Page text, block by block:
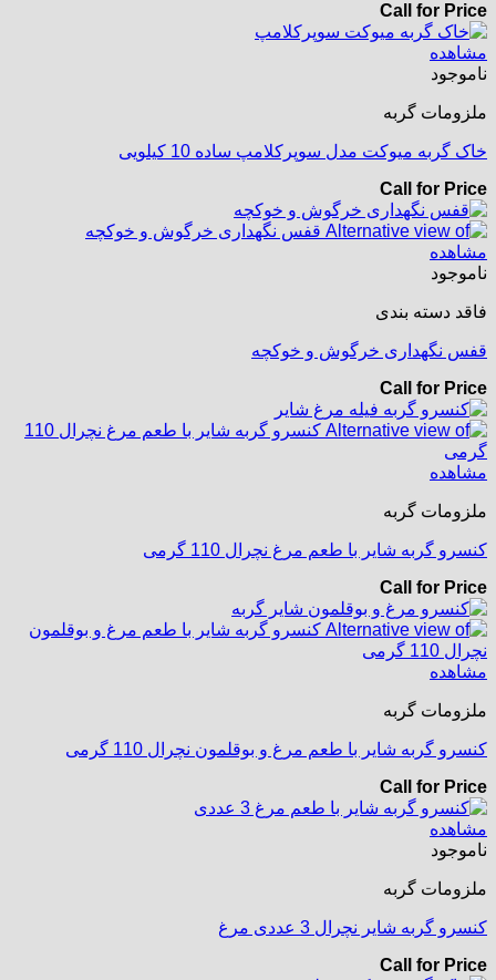
Call for Price
مشاهده
ناموجود
ملزومات گربه
خاک گربه میوکت مدل سوپرکلامپ ساده 10 کیلویی
Call for Price
مشاهده
ناموجود
فاقد دسته بندی
قفس نگهداری خرگوش و خوکچه
Call for Price
مشاهده
ملزومات گربه
کنسرو گربه شایر با طعم مرغ نچرال 110 گرمی
Call for Price
مشاهده
ملزومات گربه
کنسرو گربه شایر با طعم مرغ و بوقلمون نچرال 110 گرمی
Call for Price
مشاهده
ناموجود
ملزومات گربه
کنسرو گربه شایر نچرال 3 عددی مرغ
Call for Price